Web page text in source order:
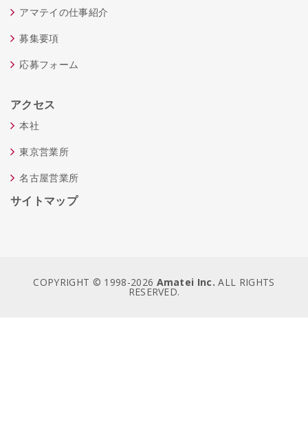
アマテイの仕事紹介
募集要項
応募フォーム
アクセス
本社
東京営業所
名古屋営業所
サイトマップ
COPYRIGHT © 1998-2026 Amatei Inc. ALL RIGHTS
RESERVED.